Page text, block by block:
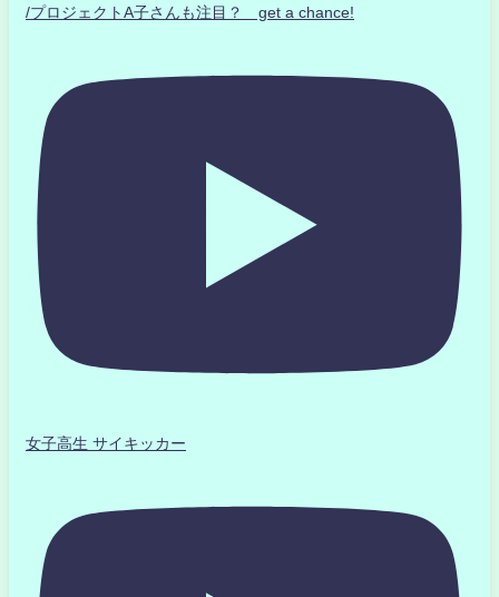
/プロジェクトA子さんも注目？ get a chance!
女子高生 サイキッカー